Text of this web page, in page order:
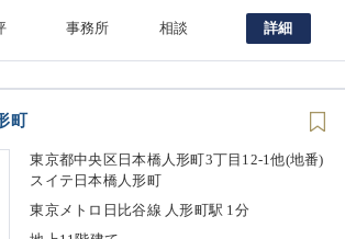
事務所 相談 詳細
町
東京都中央区日本橋人形町3丁目12-1他(地番)
スイテ日本橋人形町
東京メトロ日比谷線 人形町駅 1分